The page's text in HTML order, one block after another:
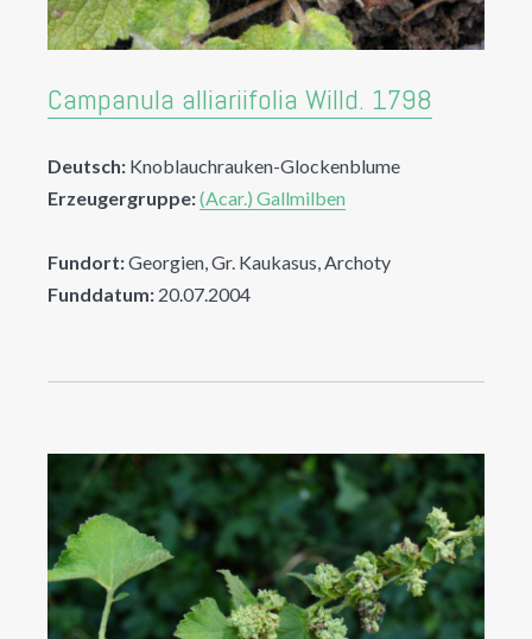
Campanula alliariifolia Willd. 1798
Deutsch: Knoblauchrauken-Glockenblume
Erzeugergruppe:(Acar.) Gallmilben
Fundort:Georgien, Gr. Kaukasus, Archoty
Funddatum: 20.07.2004